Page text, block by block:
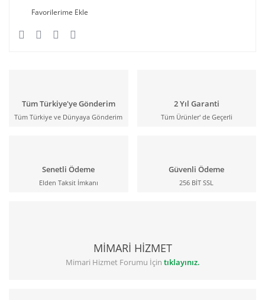
Tüm Türkiye'ye Gönderim
Tüm Türkiye ve Dünyaya Gönderim
2 Yıl Garanti
Tüm Ürünler' de Geçerli
Senetli Ödeme
Elden Taksit İmkanı
Güvenli Ödeme
256 BİT SSL
MİMARİ HİZMET
Mimari Hizmet Forumu İçin tıklayınız.